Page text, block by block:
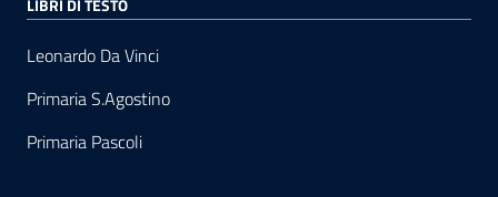
LIBRI DI TESTO
Leonardo Da Vinci
Primaria S.Agostino
Primaria Pascoli